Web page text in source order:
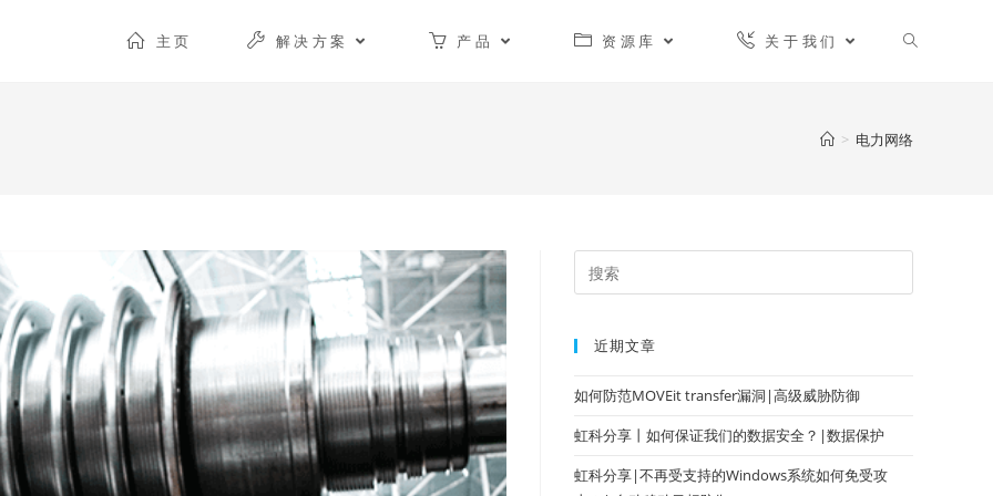
主页 解决方案 产品 资源库 关于我们
> 电力网络
近期文章
如何防范MOVEit transfer漏洞|高级威胁防御
虹科分享丨如何保证我们的数据安全？|数据保护
虹科分享|不再受支持的Windows系统如何免受攻